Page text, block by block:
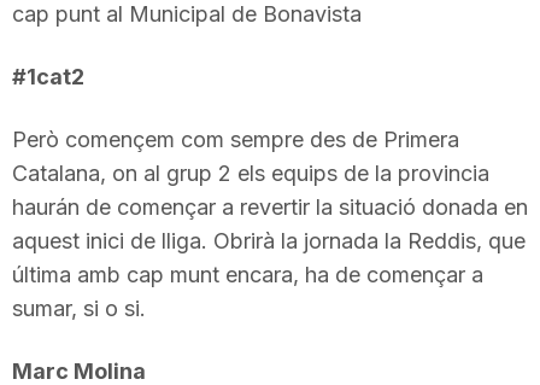
T
r
cap punt al Municipal de Bonavista
#1cat2
Però començem com sempre des de Primera
Catalana, on al grup 2 els equips de la provincia
haurán de començar a revertir la situació donada en
aquest inici de lliga. Obrirà la jornada la Reddis, que
última amb cap munt encara, ha de començar a
sumar, si o si.
Marc Molina